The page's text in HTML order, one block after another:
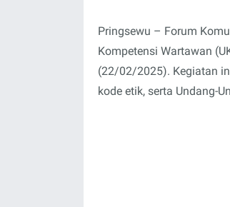
Pringsewu – Forum
Kompetensi Wartawan
(22/02/2025). Kegiatan
kode etik, serta Undang-